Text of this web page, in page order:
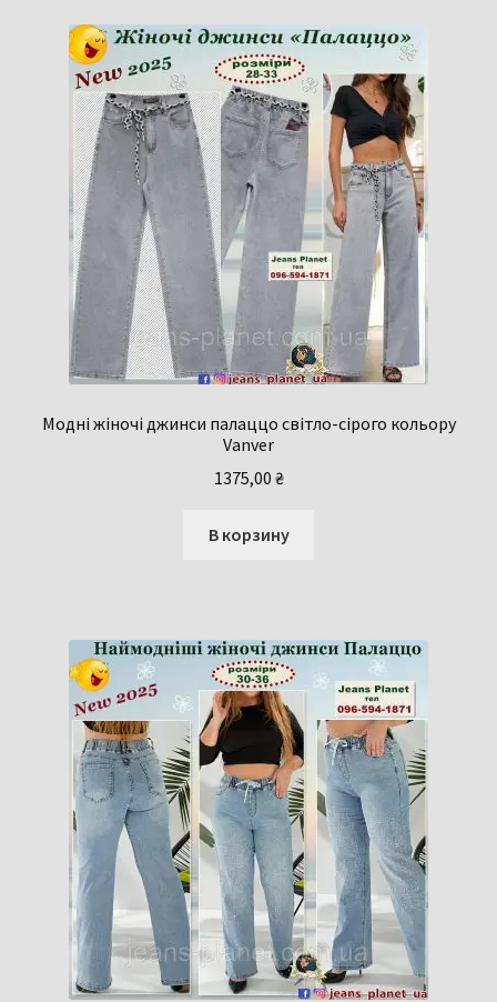
Модні жіночі джинси палаццо світло-сірого кольору
Vanver
1375,00 ₴
В корзину